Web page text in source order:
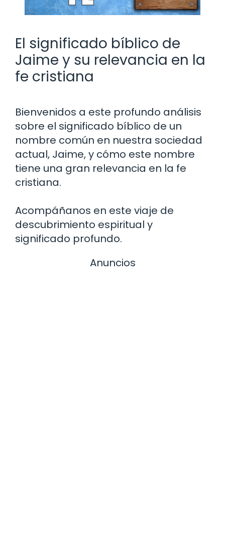
El significado bíblico de
Jaime y su relevancia en la
fe cristiana
Bienvenidos a este profundo análisis
sobre el significado bíblico de un
nombre común en nuestra sociedad
actual, Jaime, y cómo este nombre
tiene una gran relevancia en la fe
cristiana.
Acompáñanos en este viaje de
descubrimiento espiritual y
significado profundo.
Anuncios